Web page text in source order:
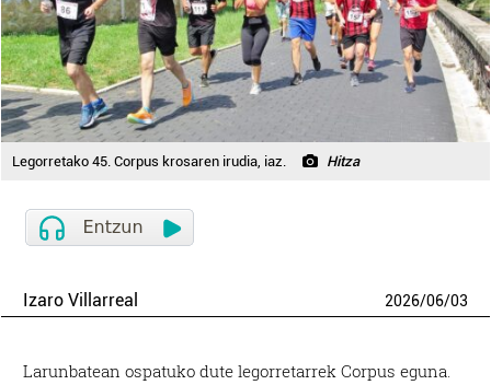
Legorretako 45. Corpus krosaren irudia, iaz. Hitza
Izaro Villarreal 2026/06/03
Larunbatean ospatuko dute legorretarrek Corpus eguna.